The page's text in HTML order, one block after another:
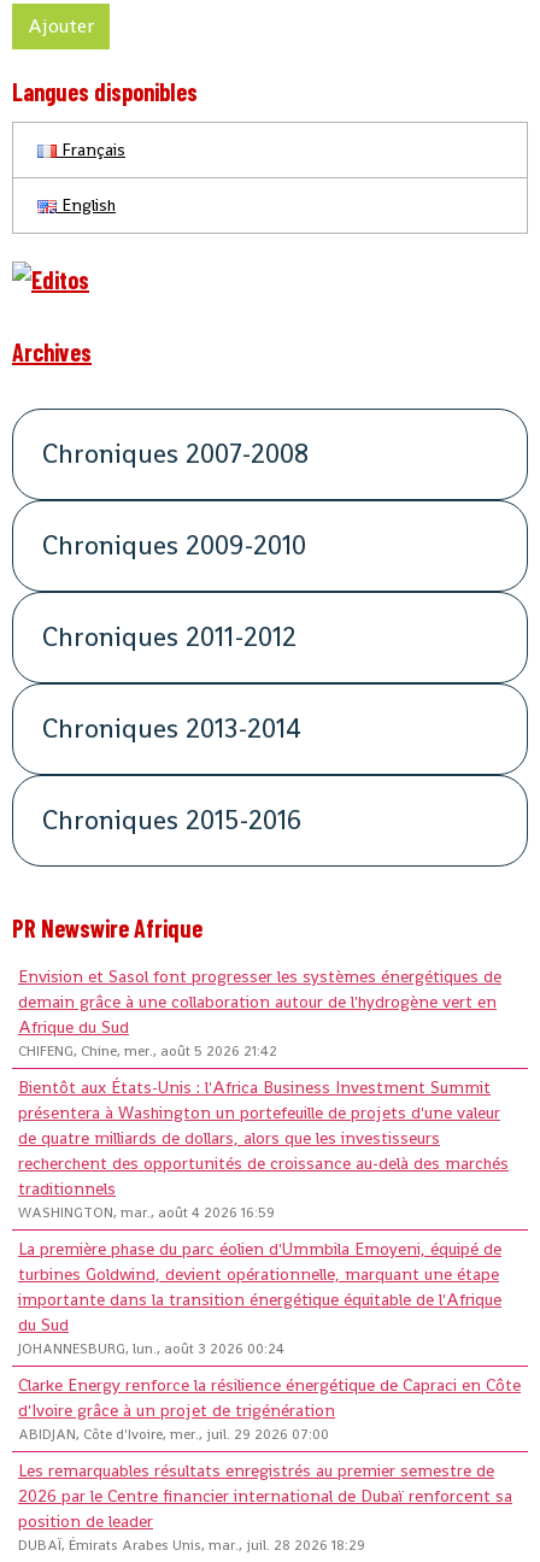
Ajouter
Langues disponibles
Français
English
Archives
Chroniques 2007-2008
Chroniques 2009-2010
Chroniques 2011-2012
Chroniques 2013-2014
Chroniques 2015-2016
PR Newswire Afrique
Envision et Sasol font progresser les systèmes énergétiques de
demain grâce à une collaboration autour de l'hydrogène vert en
Afrique du Sud
CHIFENG, Chine, mer., août 5 2026 21:42
Bientôt aux États-Unis : l'Africa Business Investment Summit
présentera à Washington un portefeuille de projets d'une valeur
de quatre milliards de dollars, alors que les investisseurs
recherchent des opportunités de croissance au-delà des marchés
traditionnels
WASHINGTON, mar., août 4 2026 16:59
La première phase du parc éolien d'Ummbila Emoyeni, équipé de
turbines Goldwind, devient opérationnelle, marquant une étape
importante dans la transition énergétique équitable de l'Afrique
du Sud
JOHANNESBURG, lun., août 3 2026 00:24
Clarke Energy renforce la résilience énergétique de Capraci en Côte
d'Ivoire grâce à un projet de trigénération
ABIDJAN, Côte d'Ivoire, mer., juil. 29 2026 07:00
Les remarquables résultats enregistrés au premier semestre de
2026 par le Centre financier international de Dubaï renforcent sa
position de leader
DUBAÏ, Émirats Arabes Unis, mar., juil. 28 2026 18:29